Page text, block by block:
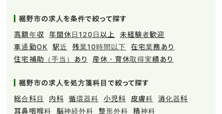
裾野市の求人を条件で絞って探す
高額年収
年間休日120日以上
未経験者歓迎
車通勤OK
駅近 残業10時間以下
在宅業務あり
住宅補助（手当）あり
産休・育休取得実績あり
裾野市の求人を処方箋科目で絞って探す
総合科目
内科 循環器科 小児科 皮膚科
消化器科
耳鼻咽喉科
脳神経外科 整形外科
精神科